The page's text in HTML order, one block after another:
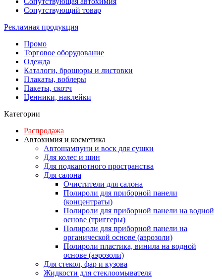
Сопутствующий товар
Рекламная продукция
Промо
Торговое оборудование
Одежда
Каталоги, брошюры и листовки
Плакаты, воблеры
Пакеты, скотч
Ценники, наклейки
Категории
Распродажа
Автохимия и косметика
Автошампуни и воск для сушки
Для колес и шин
Для подкапотного пространства
Для салона
Очистители для салона
Полироли для приборной панели
(концентраты)
Полироли для приборной панели на водной
основе (триггеры)
Полироли для приборной панели на
органической основе (аэрозоли)
Полироли пластика, винила на водной
основе (аэрозоли)
Для стекол, фар и кузова
Жидкости для стеклоомывателя